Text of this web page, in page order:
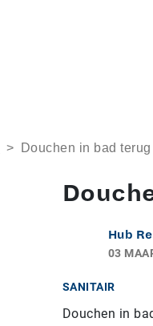
> Douchen in bad
Hub
03
SANITAIR
Douchen in